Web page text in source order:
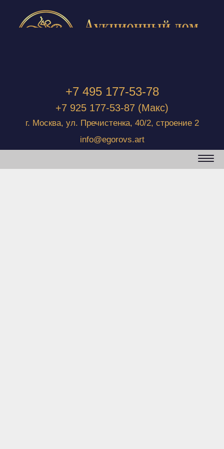
+7 495 177-53-78
+7 925 177-53-87 (Макс)
г. Москва, ул. Пречистенка, 40/2, строение 2
info@egorovs.art